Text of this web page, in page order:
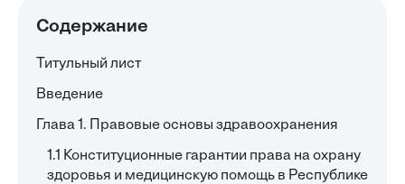
Содержание
Титульный лист
Введение
Глава 1. Правовые основы здравоохранения
1.1 Конституционные гарантии права на охрану
здоровья и медицинскую помощь в Республике